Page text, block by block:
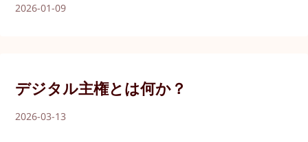
2026-01-09
デジタル主権とは何か？
2026-03-13